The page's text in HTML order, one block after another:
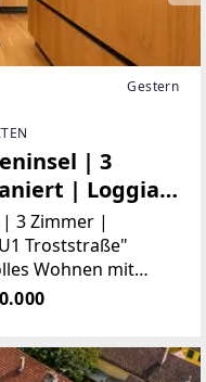
Gestern
| 3
| Loggia |
3 Zimmer |
Troststraße"
Wohnen mit
hochwertig
befindet